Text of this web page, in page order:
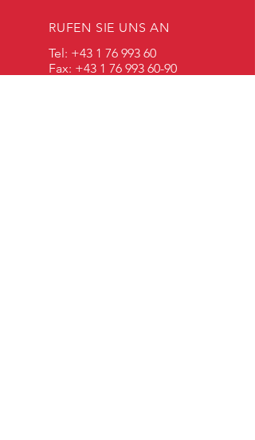
RUFEN SIE UNS AN
Tel: +43 1 76 993 60
Fax: +43 1 76 993 60-90